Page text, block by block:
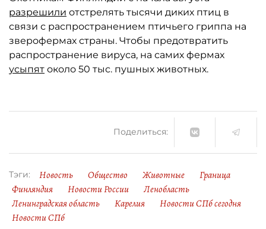
разрешили отстрелять тысячи диких птиц в
связи с распространением птичьего гриппа на
зверофермах страны. Чтобы предотвратить
распространение вируса, на самих фермах
усыпят около 50 тыс. пушных животных.
Поделиться:
Тэги: Новость Общество Животные
Граница
Финляндия
Новости России
Ленобласть
Ленинградская область
Карелия
Новости СПб сегодня
Новости СПб